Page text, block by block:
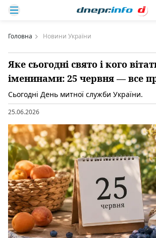
Головна Новини України
Яке сьогодні свято і кого
іменинами: 25 червня — все
Сьогодні День митної служби України.
25.06.2026